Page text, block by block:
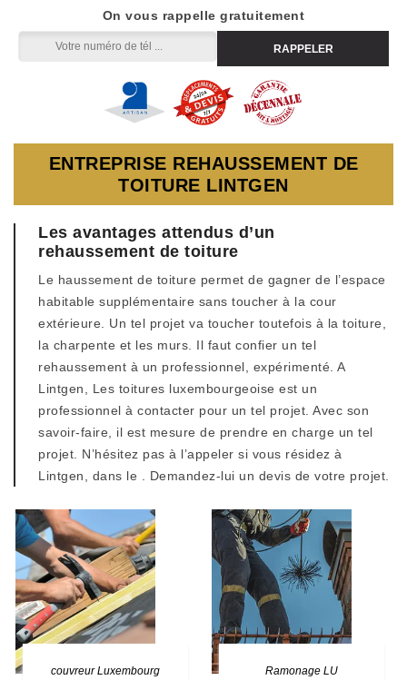
On vous rappelle gratuitement
ENTREPRISE REHAUSSEMENT DE
TOITURE LINTGEN
Les avantages attendus d’un
rehaussement de toiture
Le haussement de toiture permet de gagner de l’espace
habitable supplémentaire sans toucher à la cour
extérieure. Un tel projet va toucher toutefois à la toiture,
la charpente et les murs. Il faut confier un tel
rehaussement à un professionnel, expérimenté. A
Lintgen, Les toitures luxembourgeoise est un
professionnel à contacter pour un tel projet. Avec son
savoir-faire, il est mesure de prendre en charge un tel
projet. N’hésitez pas à l’appeler si vous résidez à
Lintgen, dans le . Demandez-lui un devis de votre projet.
couvreur Luxembourg Ramonage LU